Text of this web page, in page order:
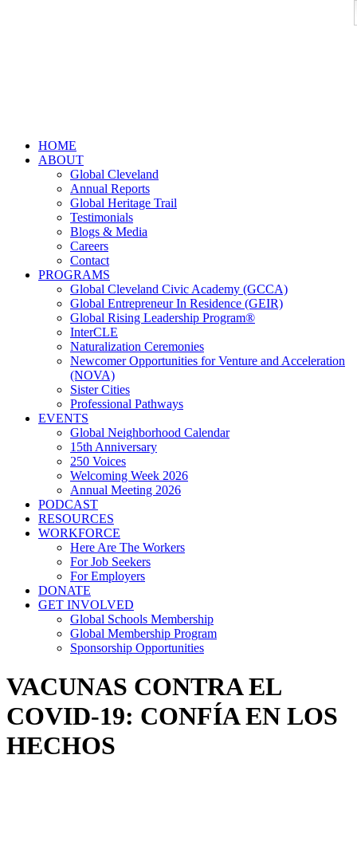
HOME
ABOUT
Global Cleveland
Annual Reports
Global Heritage Trail
Testimonials
Blogs & Media
Careers
Contact
PROGRAMS
Global Cleveland Civic Academy (GCCA)
Global Entrepreneur In Residence (GEIR)
Global Rising Leadership Program®
InterCLE
Naturalization Ceremonies
Newcomer Opportunities for Venture and Acceleration
(NOVA)
Sister Cities
Professional Pathways
EVENTS
Global Neighborhood Calendar
15th Anniversary
250 Voices
Welcoming Week 2026
Annual Meeting 2026
PODCAST
RESOURCES
WORKFORCE
Here Are The Workers
For Job Seekers
For Employers
DONATE
GET INVOLVED
Global Schools Membership
Global Membership Program
Sponsorship Opportunities
VACUNAS CONTRA EL
COVID-19: CONFÍA EN LOS
HECHOS